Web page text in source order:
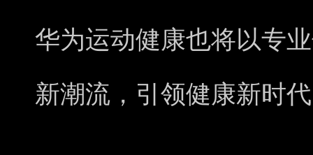
华为运动健康也将以专
新潮流，引领健康新时